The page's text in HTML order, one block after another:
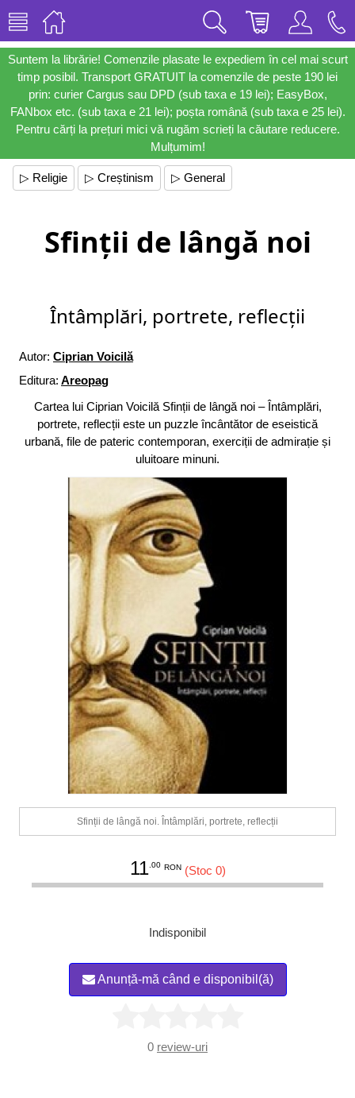
Suntem la librărie! Comenzile plasate le expediem în cel mai scurt
timp posibil. Transport GRATUIT la comenzile de peste 190 lei
prin: curier Cargus sau DPD (sub taxa e 19 lei); EasyBox,
FANbox etc. (sub taxa e 21 lei); poșta română (sub taxa e 25 lei).
Pentru cărți la prețuri mici vă rugăm scrieți la căutare reducere.
Mulțumim!
▷ Religie ▷ Creștinism ▷ General
Sfinții de lângă noi
Întâmplări, portrete, reflecții
Autor: Ciprian Voicilă
Editura: Areopag
Cartea lui Ciprian Voicilă Sfinții de lângă noi – Întâmplări,
portrete, reflecții este un puzzle încântător de eseistică
urbană, file de pateric contemporan, exerciții de admirație și
uluitoare minuni.
Sfinții de lângă noi. Întâmplări, portrete, reflecții
11.00 RON (Stoc 0)
Indisponibil
Anunță-mă când e disponibil(ă)
0 review-uri